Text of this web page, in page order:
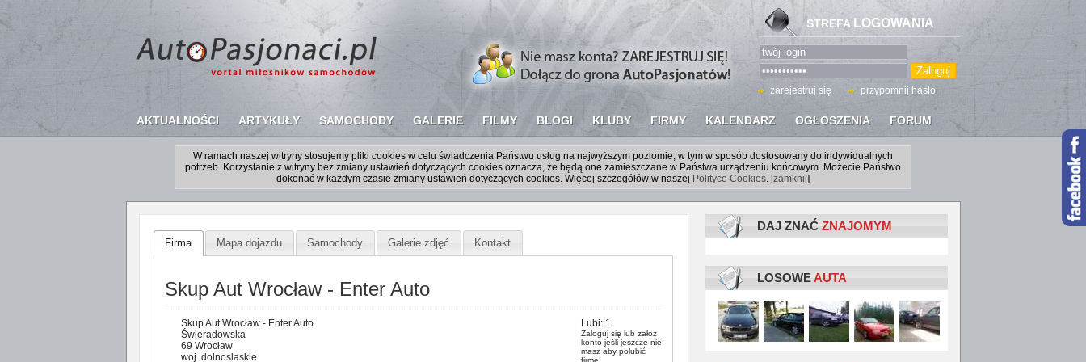
AKTUALNOŚCI ARTYKUŁY SAMOCHODY GALERIE FILMY BLOGI KLUBY FIRMY KALENDARZ OGŁOSZENIA FORUM
STREFA LOGOWANIA
zarejestruj się przypomnij hasło
W ramach naszej witryny stosujemy pliki cookies w celu świadczenia Państwu usług na najwyższym poziomie, w tym w sposób dostosowany do indywidualnych
potrzeb. Korzystanie z witryny bez zmiany ustawień dotyczących cookies oznacza, że będą one zamieszczane w Państwa urządzeniu końcowym. Możecie Państwo
dokonać w każdym czasie zmiany ustawień dotyczących cookies. Więcej szczegółów w naszej Polityce Cookies. [zamknij]
Firma Mapa dojazdu Samochody Galerie zdjęć Kontakt
Skup Aut Wrocław - Enter Auto
Skup Aut Wrocław - Enter Auto
Świeradowska
69 Wrocław
woj. dolnoslaskie
Lubi: 1
Zaloguj się lub załóż
kontojeśli jeszcze nie
masz aby polubić
firmę!
DAJ ZNAĆ ZNAJOMYM
LOSOWEAUTA